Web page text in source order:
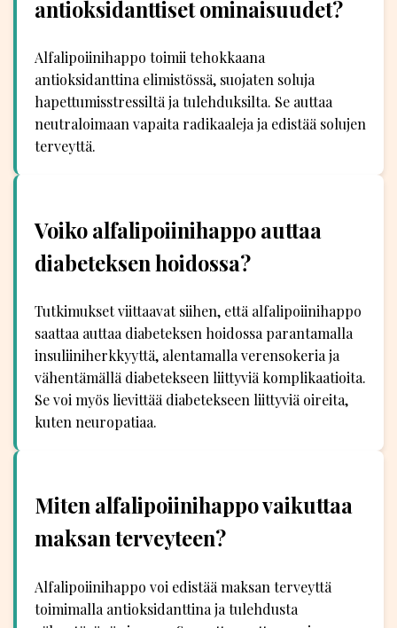
antioksidanttiset ominaisuudet?
Alfalipoiinihappo toimii tehokkaana
antioksidanttina elimistössä, suojaten soluja
hapettumisstressiltä ja tulehduksilta. Se auttaa
neutraloimaan vapaita radikaaleja ja edistää solujen
terveyttä.
Voiko alfalipoiinihappo auttaa
diabeteksen hoidossa?
Tutkimukset viittaavat siihen, että alfalipoiinihappo
saattaa auttaa diabeteksen hoidossa parantamalla
insuliiniherkkyyttä, alentamalla verensokeria ja
vähentämällä diabetekseen liittyviä komplikaatioita.
Se voi myös lievittää diabetekseen liittyviä oireita,
kuten neuropatiaa.
Miten alfalipoiinihappo vaikuttaa
maksan terveyteen?
Alfalipoiinihappo voi edistää maksan terveyttä
toimimalla antioksidanttina ja tulehdusta